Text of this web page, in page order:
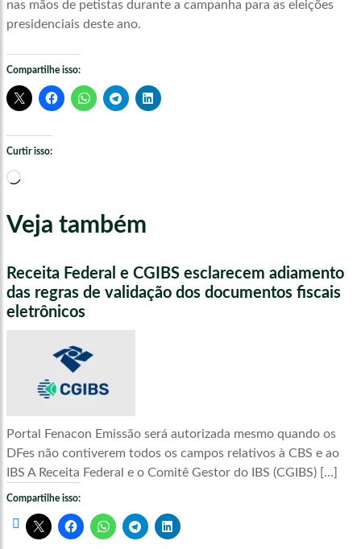
nas mãos de petistas durante a campanha para as eleições
presidenciais deste ano.
Compartilhe isso:
Curtir isso:
Carregando...
Veja também
Receita Federal e CGIBS esclarecem adiamento
das regras de validação dos documentos fiscais
eletrônicos
Portal Fenacon Emissão será autorizada mesmo quando os
DFes não contiverem todos os campos relativos à CBS e ao
IBS A Receita Federal e o Comitê Gestor do IBS (CGIBS) […]
Compartilhe isso: